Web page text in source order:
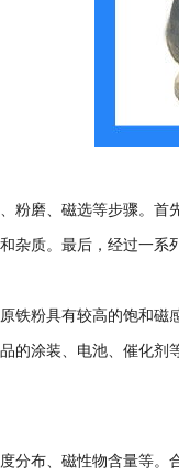
粉磨、磁选等步骤。
杂质。最后，经过一系
铁粉具有较高的饱和
的涂装、电池、催化剂等
分布、磁性物含量等